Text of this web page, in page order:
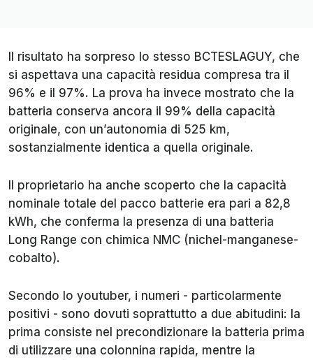
Il risultato ha sorpreso lo stesso BCTESLAGUY, che
si aspettava una capacità residua compresa tra il
96% e il 97%. La prova ha invece mostrato che la
batteria conserva ancora il 99% della capacità
originale, con un’autonomia di 525 km,
sostanzialmente identica a quella originale.
Il proprietario ha anche scoperto che la capacità
nominale totale del pacco batterie era pari a 82,8
kWh, che conferma la presenza di una batteria
Long Range con chimica NMC (nichel-manganese-
cobalto).
Secondo lo youtuber, i numeri - particolarmente
positivi - sono dovuti soprattutto a due abitudini: la
prima consiste nel precondizionare la batteria prima
di utilizzare una colonnina rapida, mentre la